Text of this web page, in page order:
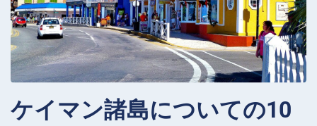
ケイマン諸島についての10